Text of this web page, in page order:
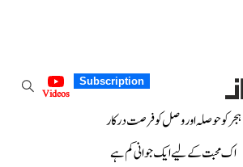
Subscription
Videos
ہجر کو حوصلہ اور وصل کو فرصت درکار
اک محبت کے لیے ایک جوانی کم ہے